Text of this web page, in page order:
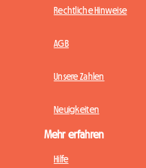
Rechtliche Hinweise
AGB
Unsere Zahlen
Neuigkeiten
Mehr erfahren
Hilfe